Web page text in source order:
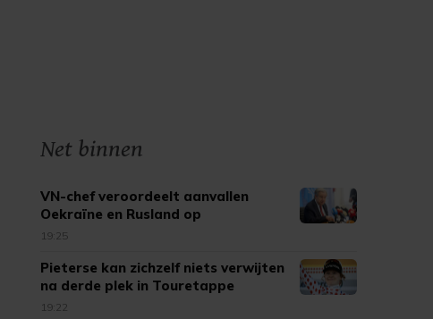
Net binnen
VN-chef veroordeelt aanvallen
Oekraïne en Rusland op
burgerdoelen
19:25
Pieterse kan zichzelf niets verwijten
na derde plek in Touretappe
19:22